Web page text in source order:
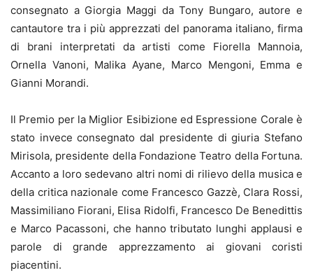
consegnato a Giorgia Maggi da Tony Bungaro, autore e
cantautore tra i più apprezzati del panorama italiano, firma
di brani interpretati da artisti come Fiorella Mannoia,
Ornella Vanoni, Malika Ayane, Marco Mengoni, Emma e
Gianni Morandi.
Il Premio per la Miglior Esibizione ed Espressione Corale è
stato invece consegnato dal presidente di giuria Stefano
Mirisola, presidente della Fondazione Teatro della Fortuna.
Accanto a loro sedevano altri nomi di rilievo della musica e
della critica nazionale come Francesco Gazzè, Clara Rossi,
Massimiliano Fiorani, Elisa Ridolfi, Francesco De Benedittis
e Marco Pacassoni, che hanno tributato lunghi applausi e
parole di grande apprezzamento ai giovani coristi
piacentini.